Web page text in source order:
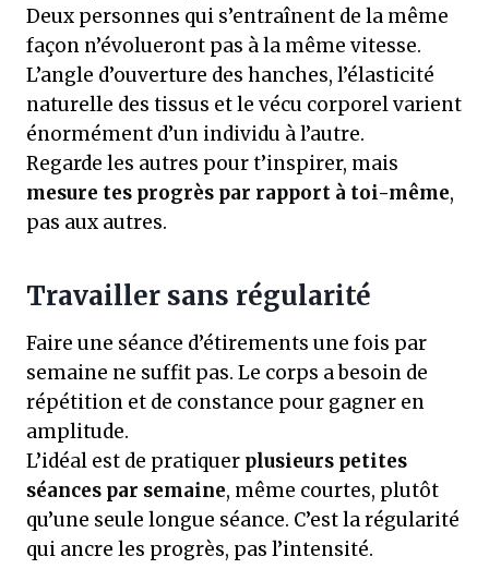
Deux personnes qui s’entraînent de la même
façon n’évolueront pas à la même vitesse.
L’angle d’ouverture des hanches, l’élasticité
naturelle des tissus et le vécu corporel varient
énormément d’un individu à l’autre.
Regarde les autres pour t’inspirer, mais
mesure tes progrès par rapport à toi-même,
pas aux autres.
Travailler sans régularité
Faire une séance d’étirements une fois par
semaine ne suffit pas. Le corps a besoin de
répétition et de constance pour gagner en
amplitude.
L’idéal est de pratiquer plusieurs petites
séances par semaine, même courtes, plutôt
qu’une seule longue séance. C’est la régularité
qui ancre les progrès, pas l’intensité.